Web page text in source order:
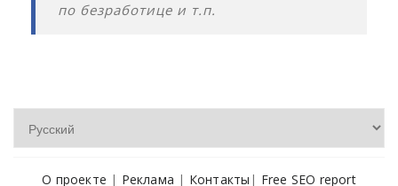
по безработице и т.п.
О проекте | Реклама | Контакты | Free SEO report